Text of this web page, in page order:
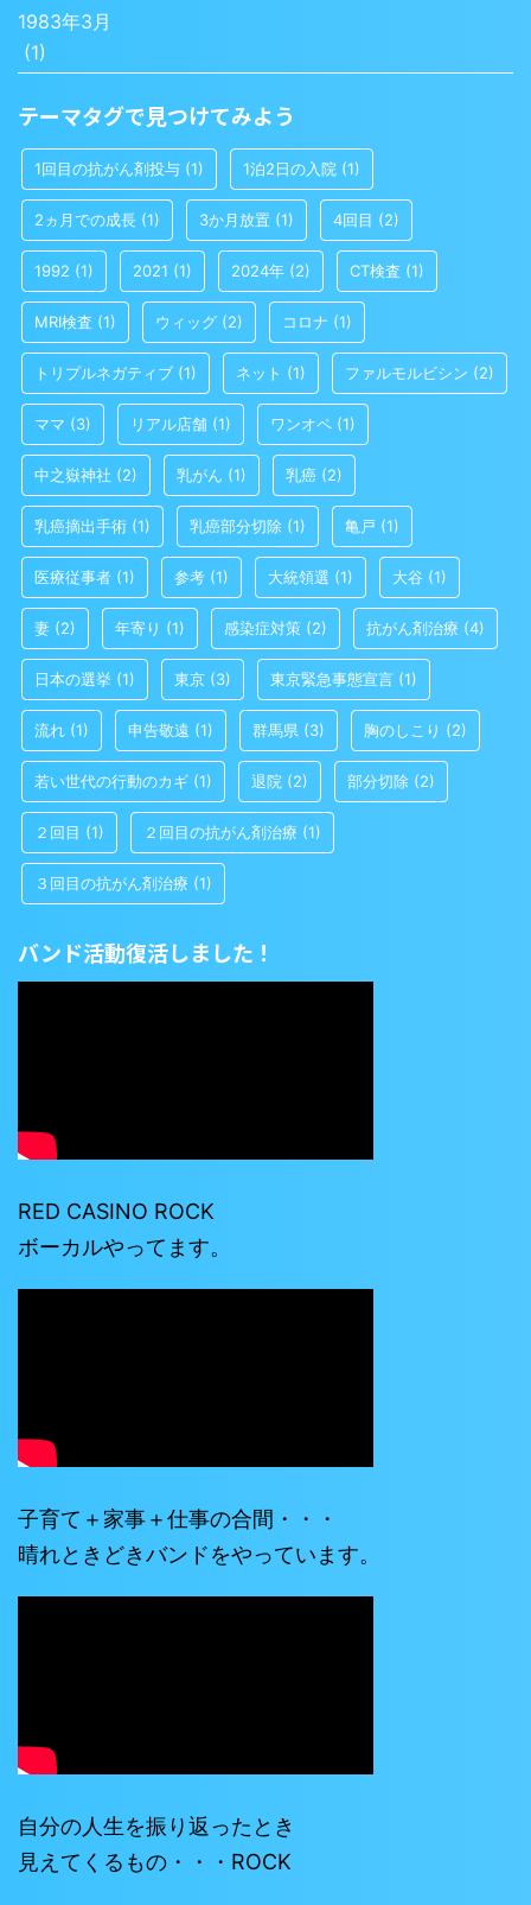
1983年3月
(1)
テーマタグで見つけてみよう
1回目の抗がん剤投与 (1) 1泊2日の入院 (1)
2ヵ月での成長 (1) 3か月放置 (1) 4回目 (2)
1992 (1) 2021 (1) 2024年 (2) CT検査 (1)
MRI検査 (1) ウィッグ (2) コロナ (1)
トリプルネガティブ (1) ネット (1) ファルモルビシン (2)
ママ (3) リアル店舗 (1) ワンオペ (1)
中之嶽神社 (2) 乳がん (1) 乳癌 (2)
乳癌摘出手術 (1) 乳癌部分切除 (1) 亀戸 (1)
医療従事者 (1) 参考 (1) 大統領選 (1) 大谷 (1)
妻 (2) 年寄り (1) 感染症対策 (2) 抗がん剤治療 (4)
日本の選挙 (1) 東京 (3) 東京緊急事態宣言 (1)
流れ (1) 申告敬遠 (1) 群馬県 (3) 胸のしこり (2)
若い世代の行動のカギ (1) 退院 (2) 部分切除 (2)
２回目 (1) ２回目の抗がん剤治療 (1)
３回目の抗がん剤治療 (1)
バンド活動復活しました！
RED CASINO ROCK
ボーカルやってます。
子育て＋家事＋仕事の合間・・・
晴れときどきバンドをやっています。
自分の人生を振り返ったとき
見えてくるもの・・・ROCK